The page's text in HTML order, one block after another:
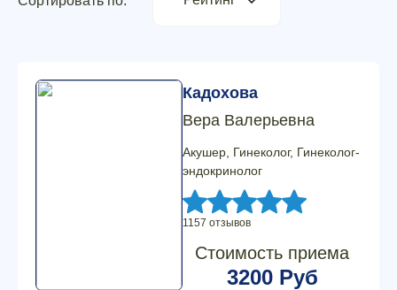
Кадохова
Вера Валерьевна
Акушер, Гинеколог, Гинеколог-
эндокринолог
1157 отзывов
Стоимость приема
3200 Руб